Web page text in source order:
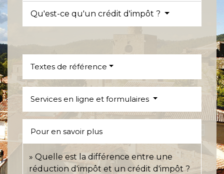
Qu'est-ce qu'un crédit d'impôt ?
Textes de référence
Services en ligne et formulaires
Pour en savoir plus
Quelle est la différence entre une
réduction d'impôt et un crédit d'impôt ?